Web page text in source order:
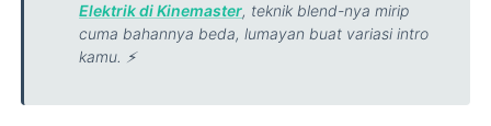
Elektrik di Kinemaster, teknik blend-nya mirip
cuma bahannya beda, lumayan buat variasi intro
kamu. ⚡